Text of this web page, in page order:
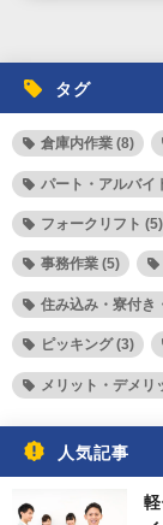
タグ
倉庫内作業 (8)
パート・アルバイ
フォークリフト (5)
事務作業 (5)
住み込み・寮付き
ピッキング (3)
メリット・デメリ
人気記事